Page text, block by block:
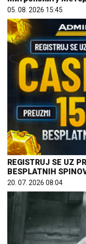
05. 08. 2026 15:45
REGISTRUJ SE UZ
BESPLATNIH
20. 07. 2026 08:04